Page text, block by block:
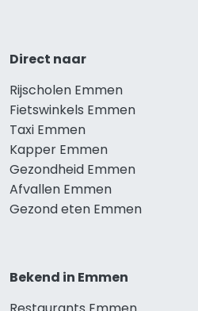
Direct naar
Rijscholen Emmen
Fietswinkels Emmen
Taxi Emmen
Kapper Emmen
Gezondheid Emmen
Afvallen Emmen
Gezond eten Emmen
Bekend in Emmen